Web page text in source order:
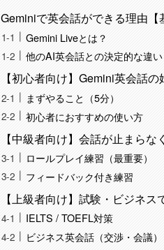
Geminiで英会話ができる理由【
Gemini Liveとは？
他のAI英会話との決定的な違い
【初心者向け】Gemini英会話
まずやること（5分）
初心者におすすめの使い方
【中級者向け】会話が止まらな
ロールプレイ練習（最重要）
フィードバック付き練習
【上級者向け】試験・ビジネス
IELTS / TOEFL対策
ビジネス英会話（交渉・会議）